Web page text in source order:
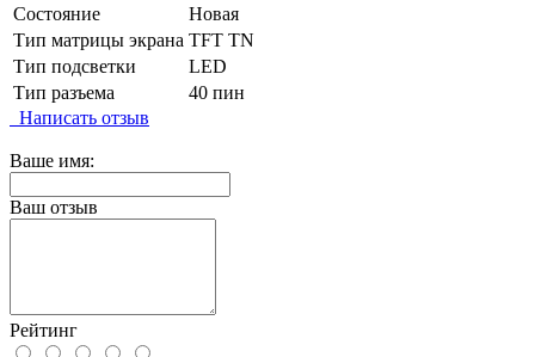
Состояние
Новая
Тип матрицы экрана TFT TN
Тип подсветки
LED
Тип разъема
40 пин
Написать отзыв
Ваше имя:
Ваш отзыв
Рейтинг